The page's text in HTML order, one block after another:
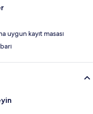
uygun kayıt masası